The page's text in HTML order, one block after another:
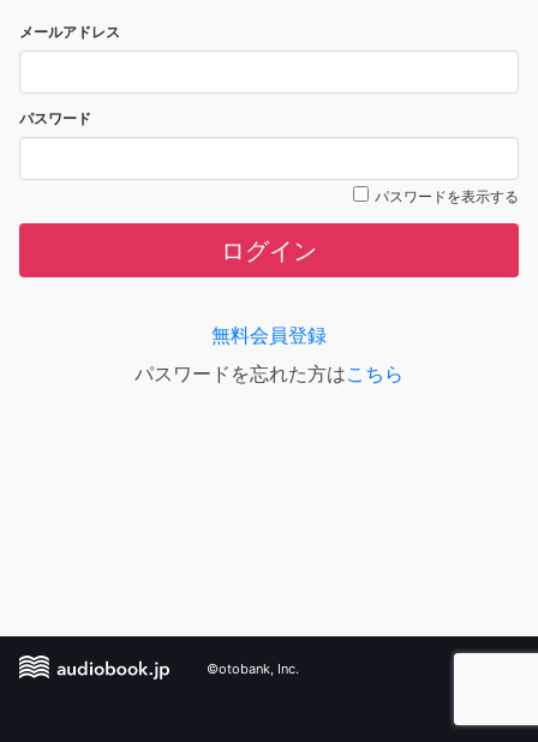
メールアドレス
パスワード
パスワードを表示する
ログイン
無料会員登録
パスワードを忘れた方はこちら
©otobank, Inc.